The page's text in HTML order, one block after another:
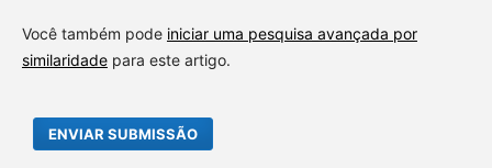
Você também pode iniciar uma pesquisa avançada por
similaridadepara este artigo.
ENVIAR SUBMISSÃO